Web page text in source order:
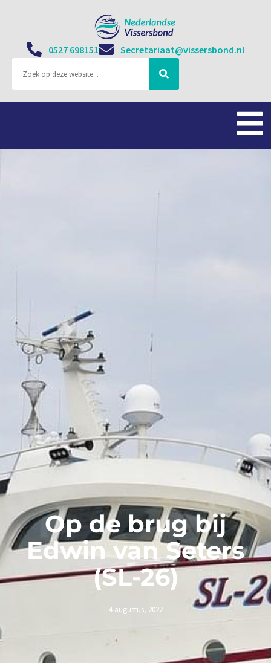
0527 698151 Secretariaat@vissersbond.nl
Op de brug bij
Edwin van Seters
(SL-26)
4 augustus, 2022